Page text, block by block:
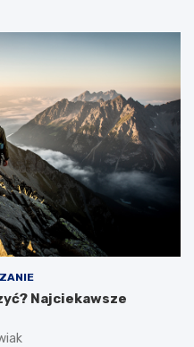
Najciekawsze